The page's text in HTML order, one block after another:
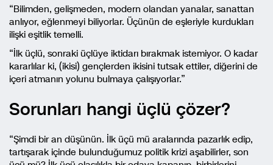
“Bilimden, gelişmeden, modern olandan yanalar, sanattan
anlıyor, eğlenmeyi biliyorlar. Üçünün de eşleriyle kurdukları
ilişki eşitlik temelli.
“İlk üçlü, sonraki üçlüye iktidarı bırakmak istemiyor. O kadar
kararlılar ki, (ikisi) gençlerden ikisini tutsak ettiler, diğerini de
içeri atmanın yolunu bulmaya çalışıyorlar.”
Sorunları hangi üçlü çözer?
“Şimdi bir an düşünün. İlk üçü mü aralarında pazarlık edip,
tartışarak içinde bulunduğumuz politik krizi aşabilirler, son